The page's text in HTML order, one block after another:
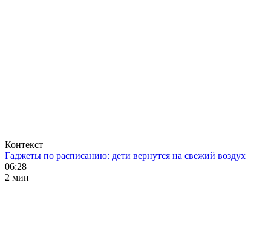
Контекст
Гаджеты по расписанию: дети вернутся на свежий воздух
06:28
2 мин